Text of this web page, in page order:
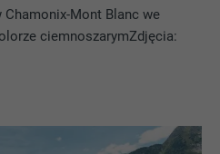
Chamonix-Mont Blanc we
ciemnoszarymZdjęcia: